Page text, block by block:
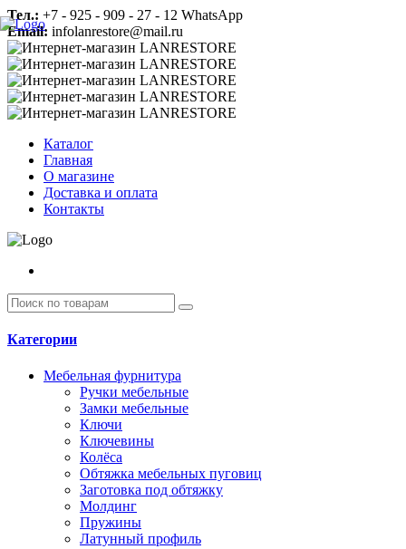
Тел.: +7 - 925 - 909 - 27 - 12 WhatsApp
Email: infolanrestore@mail.ru
Каталог
Главная
О магазине
Доставка и оплата
Контакты
Категории
Мебельная фурнитура
Ручки мебельные
Замки мебельные
Ключи
Ключевины
Колёса
Обтяжка мебельных пуговиц
Заготовка под обтяжку
Молдинг
Пружины
Латунный профиль